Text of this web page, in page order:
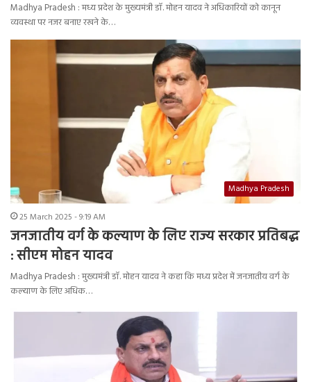
Madhya Pradesh : मध्य प्रदेश के मुख्यमंत्री डॉ. मोहन यादव ने अधिकारियों को कानून
व्यवस्था पर नजर बनाए रखने के…
Madhya Pradesh
25 March 2025 - 9:19 AM
जनजातीय वर्ग के कल्याण के लिए राज्य सरकार प्रतिबद्ध
: सीएम मोहन यादव
Madhya Pradesh : मुख्यमंत्री डॉ. मोहन यादव ने कहा कि मध्य प्रदेश में जनजातीय वर्ग के
कल्याण के लिए अधिक…